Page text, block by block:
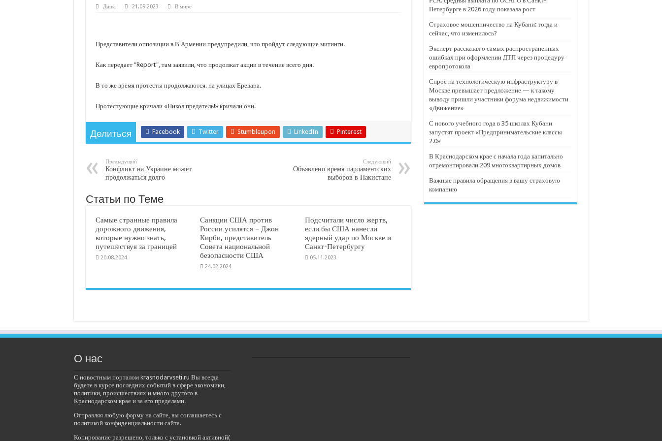
С нового учебного года в 35 школах Кубани запустят проект «Предпринимательские классы 2.0»
Стартовал прием заявок на 20-й юбилейный молодежный форум «Регион 93»
Даша 21.09.2023 В мире
Представители оппозиции в В Армении предупредили, что пройдут следующие митинги.
Как передает "Report", там заявили, что продолжат акции в течение всего дня.
В то же время протесты продолжаются. на улицах Еревана.
Протестующие кричали «Никол предатель!» кричали они.
Делиться Facebook Twitter Stumbleupon LinkedIn Pinterest
Предыдущий
Конфликт на Украине может
продолжаться долго
Следующий
Объявлено время парламентских
выборов в Пакистане
Статьи по Теме
Самые странные правила
дорожного движения,
которые нужно знать,
путешествуя за границей
20.08.2024
Санкции США против
России усилятся – Джон
Кирби, представитель
Совета национальной
безопасности США
24.02.2024
Подсчитали число жертв,
если бы США нанесли
ядерный удар по Москве и
Санкт-Петербургу
05.11.2023
Петербурге в 2026 году показала рост
Страховое мошенничество на Кубани: тогда и
сейчас, что изменилось?
Эксперт рассказал о самых распространенных
ошибках при оформлении ДТП через процедуру
европротокола
Спрос на технологическую инфраструктуру в
Москве превышает предложение — к такому
выводу пришли участники форума недвижимости
«Движение»
С нового учебного года в 35 школах Кубани
запустят проект «Предпринимательские классы
2.0»
В Краснодарском крае с начала года капитально
отремонтировали 209 многоквартирных домов
Важные правила обращения в вашу страховую
компанию
О нас
С новостным порталом krasnodarvseti.ru Вы всегда
будете в курсе последних событий в сфере экономики,
политики, происшествиях и много другого в
Краснодарском крае и за его пределами.
Отправляя любую форму на сайте, вы соглашаетесь с
политикой конфиденциальности сайта.
Копирование разрешено, только с установкой активной(